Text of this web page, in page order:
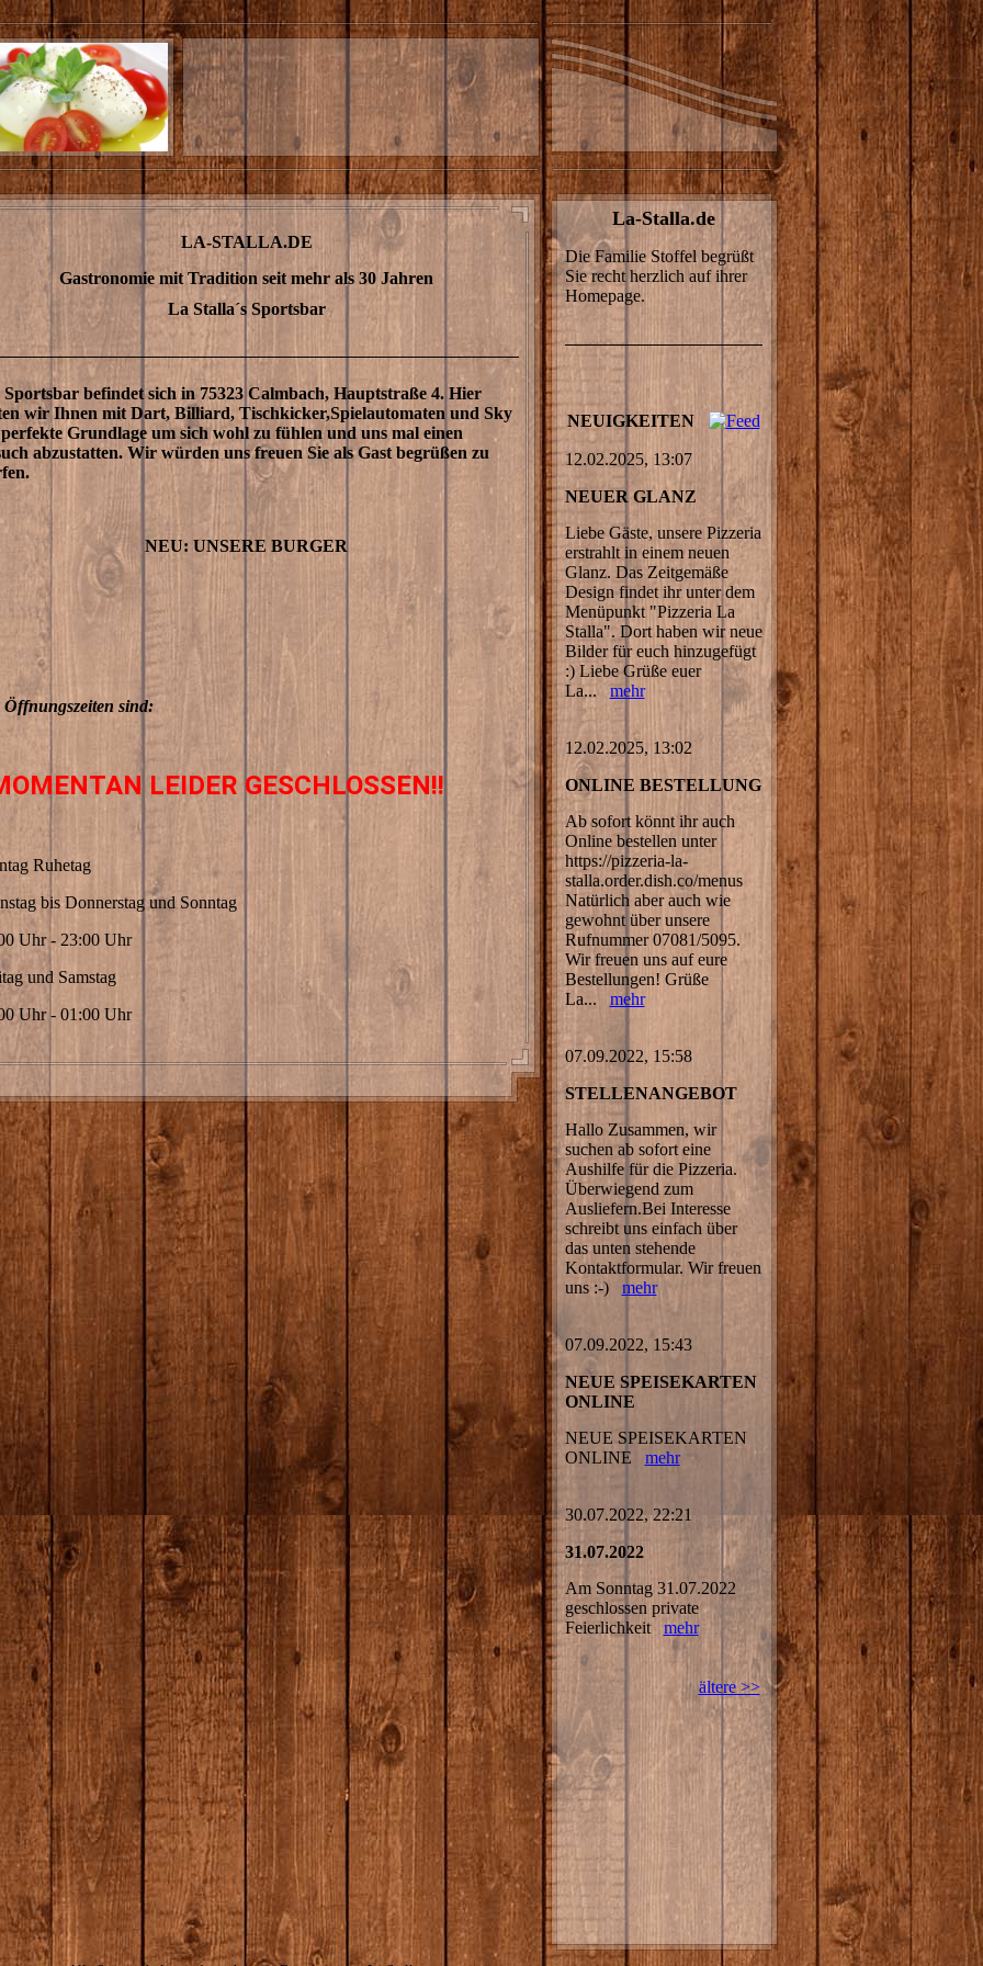
LA-STALLA.DE
Gastronomie mit Tradition seit mehr als 30 Jahren
La Stalla´s Sportsbar
Sportsbar befindet sich in 75323 Calmbach, Hauptstraße 4. Hier
wir Ihnen mit Dart, Billiard, Tischkicker,Spielautomaten und Sky
Grundlage um sich wohl zu fühlen und uns mal einen
abzustatten. Wir würden uns freuen Sie als Gast begrüßen zu
NEU: UNSERE BURGER
Öffnungszeiten sind:
LEIDER GESCHLOSSEN!!
Ruhetag
bis Donnerstag und Sonntag
Uhr - 23:00 Uhr
und Samstag
Uhr - 01:00 Uhr
La-Stalla.de
Die Familie Stoffel begrüßt
Sie recht herzlich auf ihrer
Homepage.
NEUIGKEITEN
12.02.2025, 13:07
NEUER GLANZ
Liebe Gäste, unsere Pizzeria
erstrahlt in einem neuen
Glanz. Das Zeitgemäße
Design findet ihr unter dem
Menüpunkt "Pizzeria La
Stalla". Dort haben wir neue
Bilder für euch hinzugefügt
:) Liebe Grüße euer
La...mehr
12.02.2025, 13:02
ONLINE BESTELLUNG
Ab sofort könnt ihr auch
Online bestellen unter
https://pizzeria-la-
stalla.order.dish.co/menus
Natürlich aber auch wie
gewohnt über unsere
Rufnummer 07081/5095.
Wir freuen uns auf eure
Bestellungen! Grüße
La... mehr
07.09.2022, 15:58
STELLENANGEBOT
Hallo Zusammen, wir
suchen ab sofort eine
Aushilfe für die Pizzeria.
Überwiegend zum
Ausliefern.Bei Interesse
schreibt uns einfach über
das unten stehende
Kontaktformular. Wir freuen
uns :-) mehr
07.09.2022, 15:43
NEUE SPEISEKARTEN
ONLINE
NEUE SPEISEKARTEN
ONLINE mehr
30.07.2022, 22:21
31.07.2022
Am Sonntag 31.07.2022
geschlossen private
Feierlichkeit mehr
ältere >>